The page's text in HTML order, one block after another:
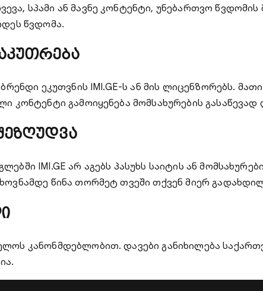
სპამი ან მავნე კონტენტი, უნებართვო
წვდომა.
ეკუთვნის IMI.GE-ს ან მის ლიცენზორებს.
კონტენტი გამოიყენება მომსახურების
IMI.GE არ აგებს პასუხს საიტის ან
წინა თორმეტ თვეში თქვენ მიერ
კანონმდებლობით. დავები განიხილება